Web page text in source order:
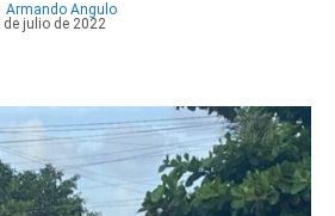
Armando Angulo
julio de 2022